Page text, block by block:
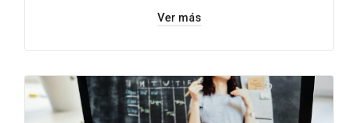
Ver más